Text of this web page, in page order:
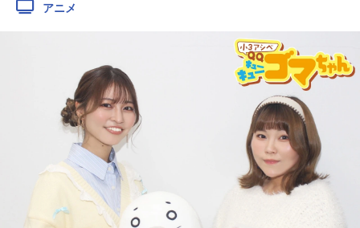
配信・Vtuber トレンド 無料マンガ
最新記事一覧
アニメ記事一覧 声優記事一覧
アニメ映画一覧 実写化映画一覧
今期アニメ曜日別一覧
アニメ